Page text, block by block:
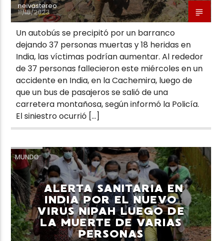
neivastereo
11/15/2023
Un autobús se precipitó por un barranco
dejando 37 personas muertas y 18 heridas en
India, las víctimas podrían aumentar. Al rededor
de 37 personas fallecieron este miércoles en un
accidente en India, en la Cachemira, luego de
que un bus de pasajeros se salió de una
carretera montañosa, según informó la Policía.
El siniestro ocurrió […]
MUNDO
ALERTA SANITARIA EN
INDIA POR EL NUEVO
VIRUS NIPAH LUEGO DE
LA MUERTE DE VARIAS
PERSONAS